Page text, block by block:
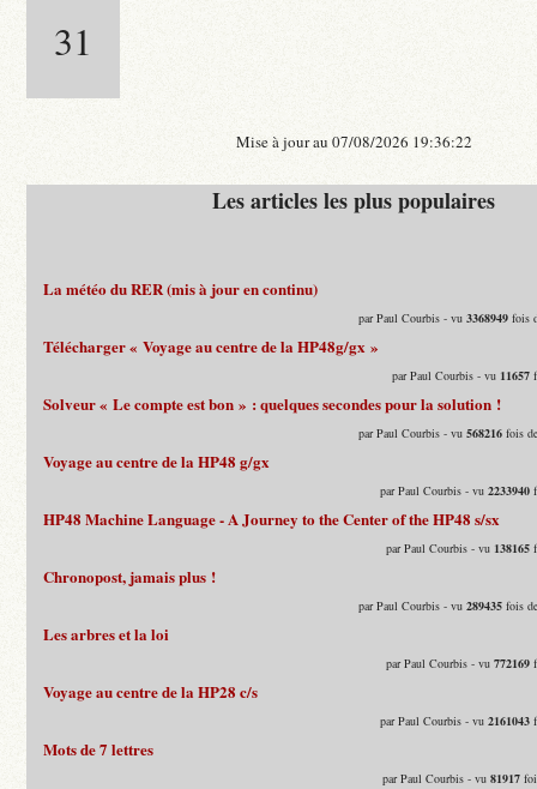
31
Mise à jour au 07/08/2026 19:36:22
Les articles les plus populaires
La météo du RER (mis à jour en continu)
par Paul Courbis - vu3368949 fois
Télécharger « Voyage au centre de la HP48g/gx »
par Paul Courbis - vu 11657
Solveur « Le compte est bon » : quelques secondes pour la solution !
par Paul Courbis - vu568216 fois
Voyage au centre de la HP48 g/gx
par Paul Courbis - vu2233940
HP48 Machine Language - A Journey to the Center of the HP48 s/sx
par Paul Courbis - vu 138165
Chronopost, jamais plus !
par Paul Courbis - vu289435 fois
Les arbres et la loi
par Paul Courbis - vu772169
Voyage au centre de la HP28 c/s
par Paul Courbis - vu2161043
Mots de 7 lettres
par Paul Courbis - vu81917